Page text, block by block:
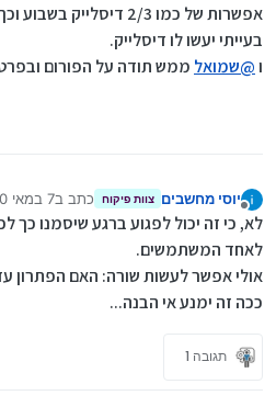
אפשרות של כמו 2/3
בעייתי יעשו לו דיסלייק.
ו@שמואל ממש תודה על הפורום
יוסי מחשבים צוות פיקוח כתב ב7 במאי 2020, 5:00
נערך
לא, כי זה יכול לפגוע ברגע שיסמנו
לאחד המשתמשים.
אולי אפשר לעשות שורה: האם הפתרון
ככה זה ימנע אי הבנה...
תגובה 1